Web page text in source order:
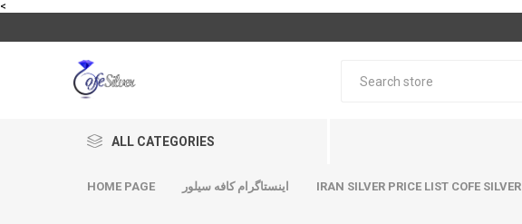
<
ALL CATEGORIES
HOME PAGE اینستاگرام کافه سیلور IRAN SILVER PRICE LIST COFE SILVER